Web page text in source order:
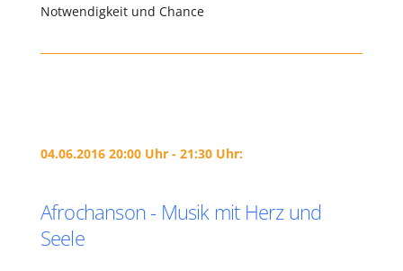
Notwendigkeit und Chance
04.06.2016 20:00 Uhr - 21:30 Uhr:
Afrochanson - Musik mit Herz und
Seele